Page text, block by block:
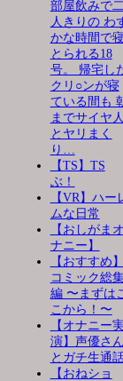
部屋飲みで二
人きりの わ
かな時間で
とられる18
号。 帰宅し
クリ○ンが寝
ている間も
までサイヤ人
とヤリまく
り…
【TS】TS
ぶ！
【VR】ハー
ムな日常
【おしがまオ
ナニー】
【おすすめ】
コミック総
編 〜まずは
こから！〜
【オナニー
演】声優さん
とガチ生通
【おねショ